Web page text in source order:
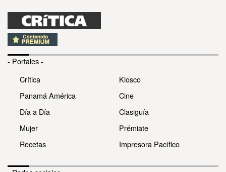
- Portales -
Crítica
Panamá América
Día a Día
Mujer
Recetas
Kiosco
Cine
Clasiguía
Prémiate
Impresora Pacífico